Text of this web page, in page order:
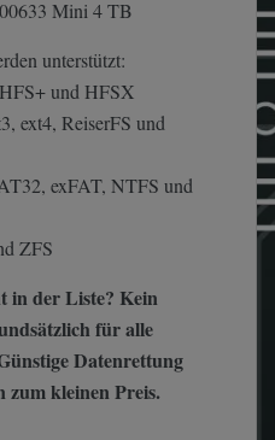
Mini 4 TB
unterstützt:
und HFSX
ext4, ReiserFS und
exFAT, NTFS und
ZFS
in der Liste? Kein
für alle
Datenrettung
zum kleinen Preis.